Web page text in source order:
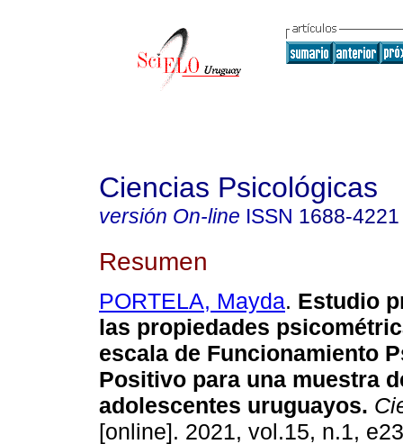
Ciencias Psicológicas
versión On-line ISSN 1688-4221
Resumen
PORTELA, Mayda. Estudio
las propiedades
escala de Funcionamiento
Positivo para una muestra
adolescentes uruguayos.
[online]. 2021, vol.15, n.1,